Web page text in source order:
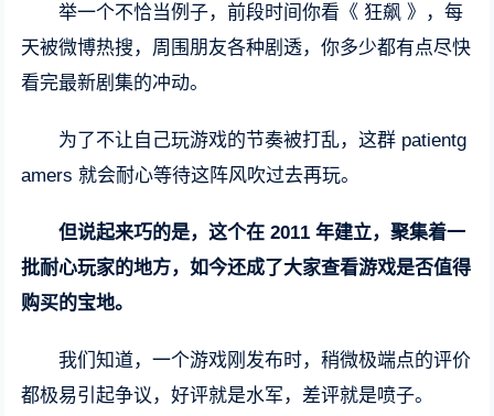
举一个不恰当例子，前段时间你看《 狂飙 》，每
天被微博热搜，周围朋友各种剧透，你多少都有点尽快
看完最新剧集的冲动。
为了不让自己玩游戏的节奏被打乱，这群 patientg
amers 就会耐心等待这阵风吹过去再玩。
但说起来巧的是，这个在 2011 年建立，聚集着一
批耐心玩家的地方，如今还成了大家查看游戏是否值得
购买的宝地。
我们知道，一个游戏刚发布时，稍微极端点的评价
都极易引起争议，好评就是水军，差评就是喷子。